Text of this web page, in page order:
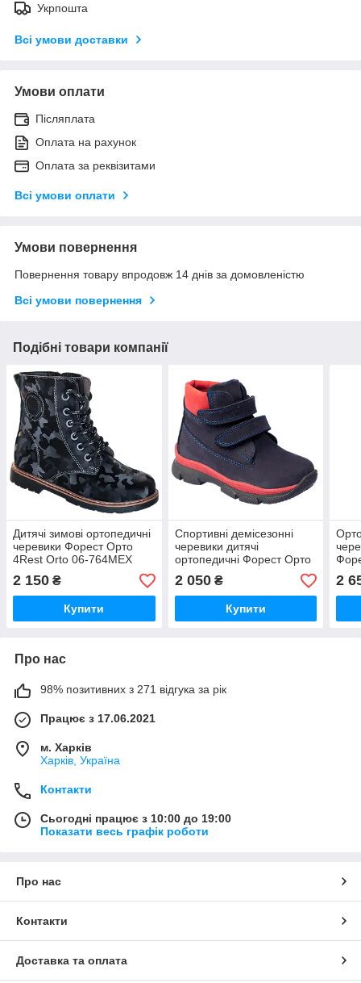
Укрпошта
Всі умови доставки
Умови оплати
Післяплата
Оплата на рахунок
Оплата за реквізитами
Всі умови оплати
Умови повернення
Повернення товару впродовж 14 днів за домовленістю
Всі умови повернення
Подібні товари компанії
Дитячі зимові ортопедичні
черевики Форест Орто
4Rest Orto 06-764МЕХ
розмір 21 — 36
2 150 ₴
Купити
Спортивні демісезонні
черевики дитячі
ортопедичні Форест Орто
4Rest Orto 06-575 розмір
21 - 36
2 050₴
Купити
2
Про нас
98% позитивних з 271 відгука за рік
Працює з 17.06.2021
м. Харків
Харків, Україна
Контакти
Сьогодні працює з 10:00 до 19:00
Показати весь графік роботи
Про нас
Контакти
Доставка та оплата